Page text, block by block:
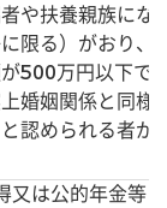
や扶養親族にな
限る）がおり、
500万円以下で
婚姻関係と同様
認められる者が
又は公的年金等